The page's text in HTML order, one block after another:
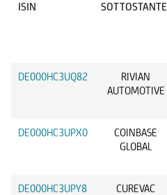
ISIN SOTTOSTANTE
DE000HC3UQ82
RIVIAN
AUTOMOTIVE
DE000HC3UPX0
COINBASE
GLOBAL
DE000HC3UPY8 CUREVAC